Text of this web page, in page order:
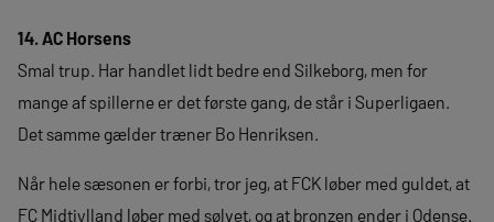
14. AC Horsens
Smal trup. Har handlet lidt bedre end Silkeborg, men for
mange af spillerne er det første gang, de står i Superligaen.
Det samme gælder træner Bo Henriksen.
Når hele sæsonen er forbi, tror jeg, at FCK løber med guldet, at
FC Midtjylland løber med sølvet, og at bronzen ender i Odense.